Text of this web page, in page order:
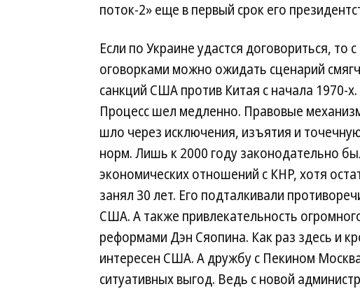
поток-2» еще в первый срок его
Если по Украине удастся договориться, то с
оговорками можно ожидать сценарий
санкций США против Китая с начала 1970-х.
Процесс шел медленно. Правовые
шло через исключения, изъятия и
норм. Лишь к 2000 году законодательно
экономических отношений с КНР, хотя
занял 30 лет. Его подталкивали
США. А также привлекательность
реформами Дэн Сяопина. Как раз здесь и
интересен США. А дружбу с Пекином
ситуативных выгод. Ведь с новой